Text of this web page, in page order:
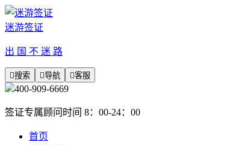
迷游签证
出 国 不 迷 路
搜索 导航 客服
400-909-6669
签证专属顾问时间 8：00-24：00
首页